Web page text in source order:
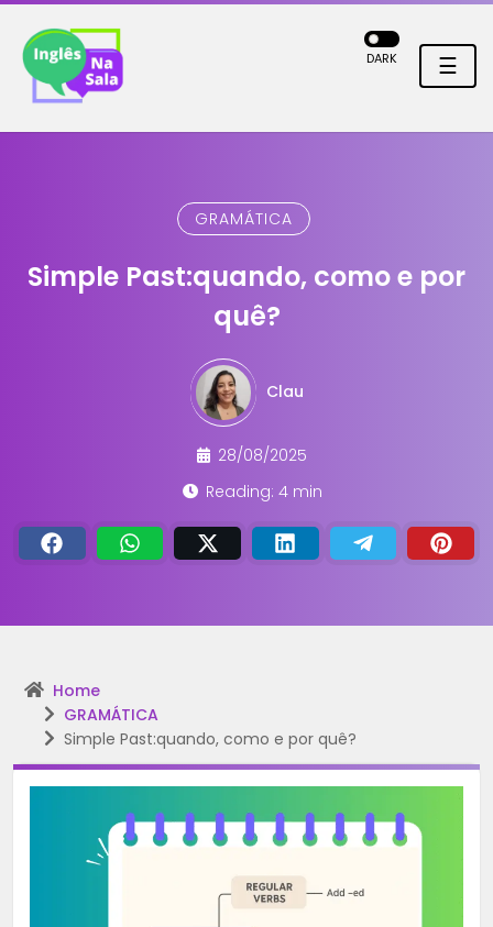
☰
DARK
GRAMÁTICA
Simple Past:quando, como e por
quê?
Clau
28/08/2025
Reading: 4 min
Home
GRAMÁTICA
Simple Past:quando, como e por quê?